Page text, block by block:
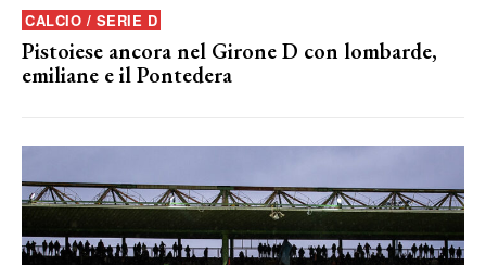
CALCIO / SERIE D
Pistoiese ancora nel Girone D con lombarde,
emiliane e il Pontedera